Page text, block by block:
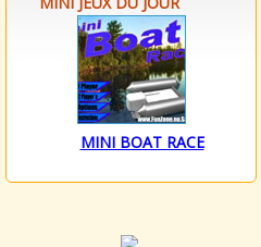
MINI BOAT RACE